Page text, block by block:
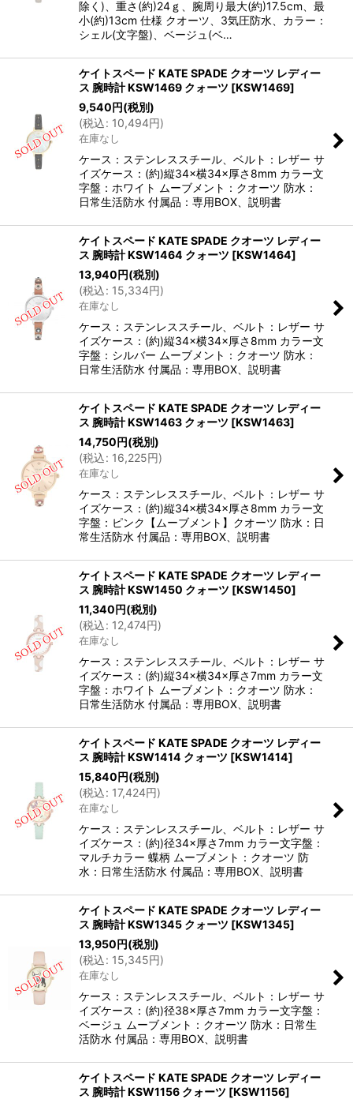
除く)、重さ(約)24ｇ、腕周り最大(約)17.5cm、最
小(約)13cm 仕様 クオーツ、3気圧防水、カラー：
シェル(文字盤)、ベージュ(ベ…
ケイトスペード KATE SPADE クオーツ レディー
ス 腕時計 KSW1469 クォーツ [KSW1469]
9,540円(税別)
(税込: 10,494円)
在庫なし
ケース：ステンレススチール、ベルト：レザー サ
イズケース：(約)縦34×横34×厚さ8mm カラー文
字盤：ホワイト ムーブメント：クオーツ 防水：
日常生活防水 付属品：専用BOX、説明書
ケイトスペード KATE SPADE クオーツ レディー
ス 腕時計 KSW1464 クォーツ [KSW1464]
13,940円(税別)
(税込: 15,334円)
在庫なし
ケース：ステンレススチール、ベルト：レザー サ
イズケース：(約)縦34×横34×厚さ8mm カラー文
字盤：シルバー ムーブメント：クオーツ 防水：
日常生活防水 付属品：専用BOX、説明書
ケイトスペード KATE SPADE クオーツ レディー
ス 腕時計 KSW1463 クォーツ [KSW1463]
14,750円(税別)
(税込: 16,225円)
在庫なし
ケース：ステンレススチール、ベルト：レザー サ
イズケース：(約)縦34×横34×厚さ8mm カラー文
字盤：ピンク【ムーブメント】クオーツ 防水：日
常生活防水 付属品：専用BOX、説明書
ケイトスペード KATE SPADE クオーツ レディー
ス 腕時計 KSW1450 クォーツ [KSW1450]
11,340円(税別)
(税込: 12,474円)
在庫なし
ケース：ステンレススチール、ベルト：レザー サ
イズケース：(約)縦34×横34×厚さ7mm カラー文
字盤：ホワイト ムーブメント：クオーツ 防水：
日常生活防水 付属品：専用BOX、説明書
ケイトスペード KATE SPADE クオーツ レディー
ス 腕時計 KSW1414 クォーツ [KSW1414]
15,840円(税別)
(税込: 17,424円)
在庫なし
ケース：ステンレススチール、ベルト：レザー サ
イズケース：(約)径34×厚さ7mm カラー文字盤：
マルチカラー 蝶柄 ムーブメント：クオーツ 防
水：日常生活防水 付属品：専用BOX、説明書
ケイトスペード KATE SPADE クオーツ レディー
ス 腕時計 KSW1345 クォーツ [KSW1345]
13,950円(税別)
(税込: 15,345円)
在庫なし
ケース：ステンレススチール、ベルト：レザー サ
イズケース：(約)径38×厚さ7mm カラー文字盤：
ベージュ ムーブメント：クオーツ 防水：日常生
活防水 付属品：専用BOX、説明書
ケイトスペード KATE SPADE クオーツ レディー
ス 腕時計 KSW1156 クォーツ [KSW1156]